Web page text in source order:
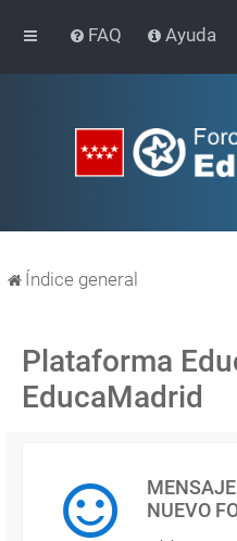
FAQ Ayuda
Índice general
Plataforma
EducaMadrid
NUEVO